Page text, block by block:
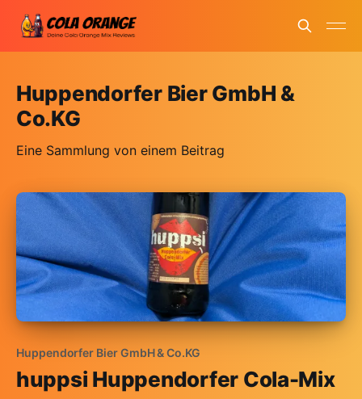
Huppendorfer Bier GmbH &
Co.KG
Eine Sammlung von einem Beitrag
Huppendorfer Bier GmbH & Co.KG
huppsi Huppendorfer Cola-Mix